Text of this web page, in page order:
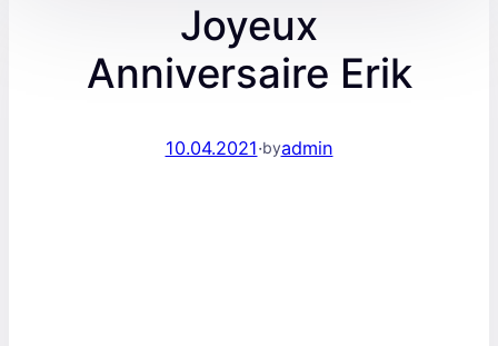
Joyeux
Anniversaire Erik
10.04.2021·byadmin